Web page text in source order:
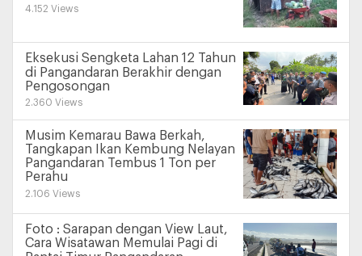
4.152 Views
Eksekusi Sengketa Lahan 12 Tahun
di Pangandaran Berakhir dengan
Pengosongan
2.360 Views
Musim Kemarau Bawa Berkah,
Tangkapan Ikan Kembung Nelayan
Pangandaran Tembus 1 Ton per
Perahu
2.106 Views
Foto : Sarapan dengan View Laut,
Cara Wisatawan Memulai Pagi di